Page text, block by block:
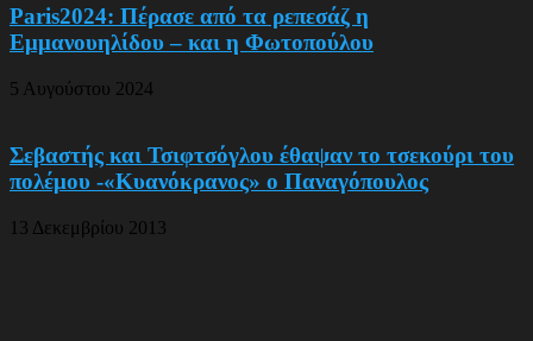
Paris2024: Πέρασε από τα ρεπεσάζ η
Εμμανουηλίδου – και η Φωτοπούλου
5 Αυγούστου 2024
Σεβαστής και Τσιφτσόγλου έθαψαν το τσεκούρι του
πολέμου -«Κυανόκρανος» ο Παναγόπουλος
13 Δεκεμβρίου 2013